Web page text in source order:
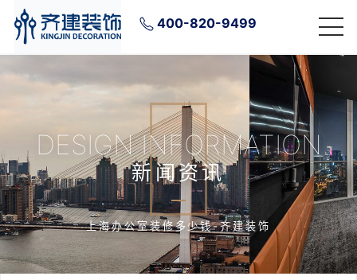
400-820-9499
DESIGN INFORMATION
新闻资讯
上海办公室装修多少钱-齐建装饰